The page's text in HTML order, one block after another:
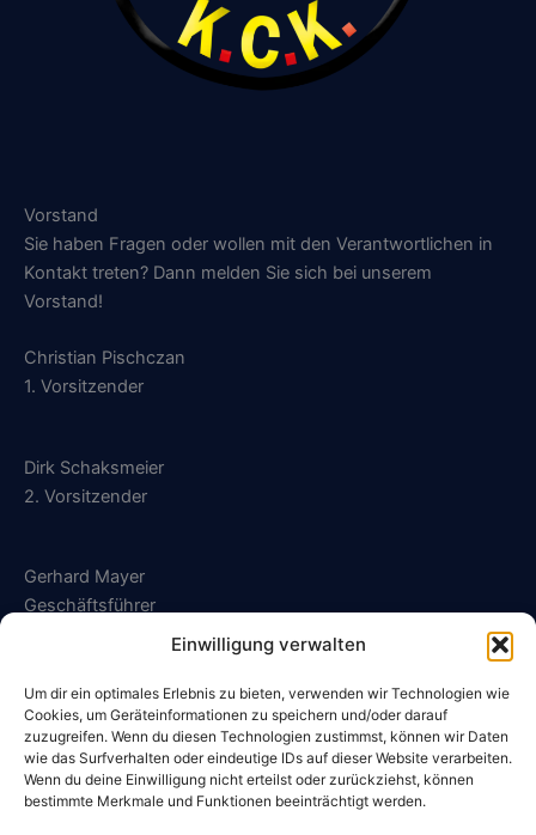
Einwilligung verwalten
Um dir ein optimales Erlebnis zu bieten, verwenden wir Technologien wie
Cookies, um Geräteinformationen zu speichern und/oder darauf
zuzugreifen. Wenn du diesen Technologien zustimmst, können wir Daten
wie das Surfverhalten oder eindeutige IDs auf dieser Website verarbeiten.
Wenn du deine Einwilligung nicht erteilst oder zurückziehst, können
bestimmte Merkmale und Funktionen beeinträchtigt werden.
Vorstand
Sie haben Fragen oder wollen mit den Verantwortlichen in
Kontakt treten? Dann melden Sie sich bei unserem
Vorstand!
Christian Pischczan
1. Vorsitzender
Dirk Schaksmeier
2. Vorsitzender
Gerhard Mayer
Geschäftsführer
geschaeftsfuehrung@sg-kalldorf.de
Datenschutzerklärung